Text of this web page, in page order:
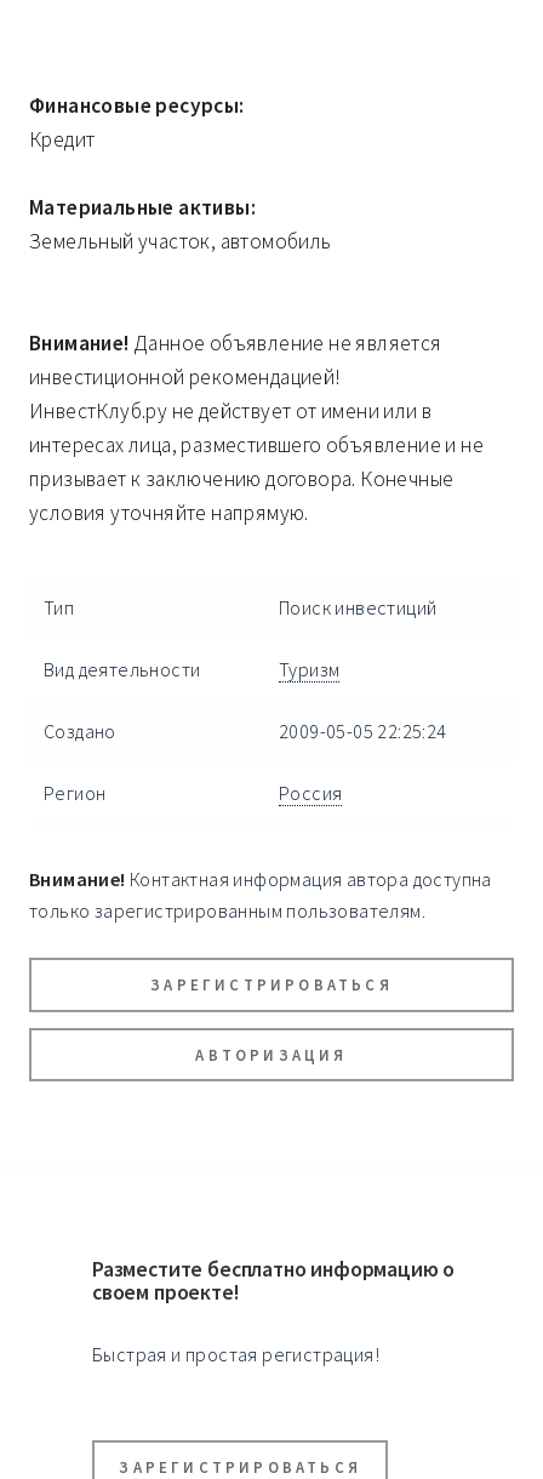
Финансовые ресурсы:
Кредит
Материальные активы:
Земельный участок, автомобиль
Внимание! Данное объявление не является
инвестиционной рекомендацией!
ИнвестКлуб.ру не действует от имени или в
интересах лица, разместившего объявление и не
призывает к заключению договора. Конечные
условия уточняйте напрямую.
Тип Поиск инвестиций
Вид деятельности Туризм
Создано 2009-05-05 22:25:24
Регион Россия
Внимание! Контактная информация автора доступна
только зарегистрированным пользователям.
ЗАРЕГИСТРИРОВАТЬСЯ
АВТОРИЗАЦИЯ
Разместите бесплатно информацию о
своем проекте!
Быстрая и простая регистрация!
ЗАРЕГИСТРИРОВАТЬСЯ